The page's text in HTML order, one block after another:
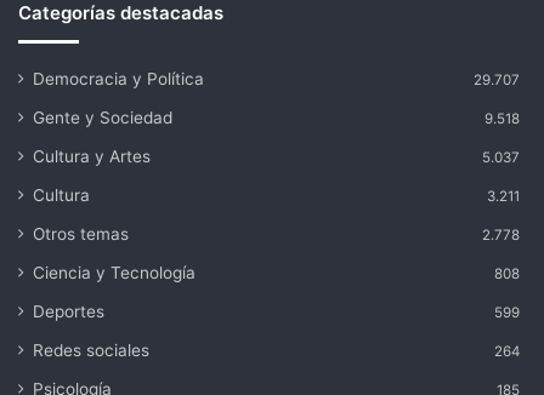
Categorías destacadas
Democracia y Política 29.707
Gente y Sociedad 9.518
Cultura y Artes 5.037
Cultura 3.211
Otros temas 2.778
Ciencia y Tecnología 808
Deportes 599
Redes sociales 264
Psicología 185